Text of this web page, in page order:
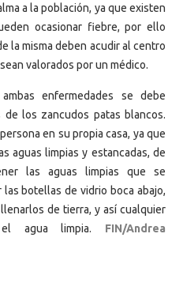
a la población, ya que existen
ocasionar fiebre, por ello
la misma deben acudir al centro
valorados por un médico.
enfermedades se debe
los zancudos patas blancos.
en su propia casa, ya que
aguas limpias y estancadas, de
las aguas limpias que se
botellas de vidrio boca abajo,
de tierra, y así cualquier
el agua limpia. FIN/Andrea